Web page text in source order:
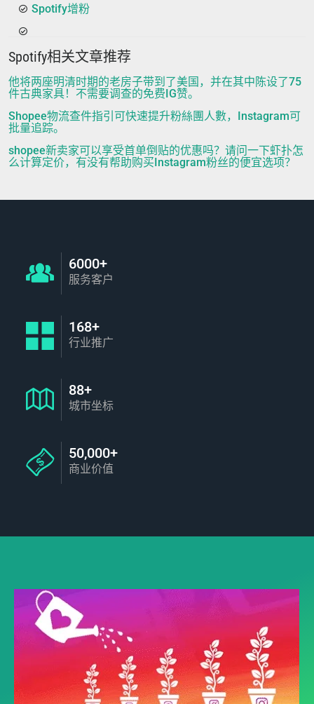
Spotify增粉
Spotify相关文章推荐
他将两座明清时期的老房子带到了美国，并在其中陈设了75
件古典家具！不需要调查的免费IG赞。
Shopee物流查件指引可快速提升粉絲團人數，Instagram可
批量追踪。
shopee新卖家可以享受首单倒贴的优惠吗？请问一下虾扑怎
么计算定价，有没有帮助购买Instagram粉丝的便宜选项？
6000+
服务客户
168+
行业推广
88+
城市坐标
50,000+
商业价值